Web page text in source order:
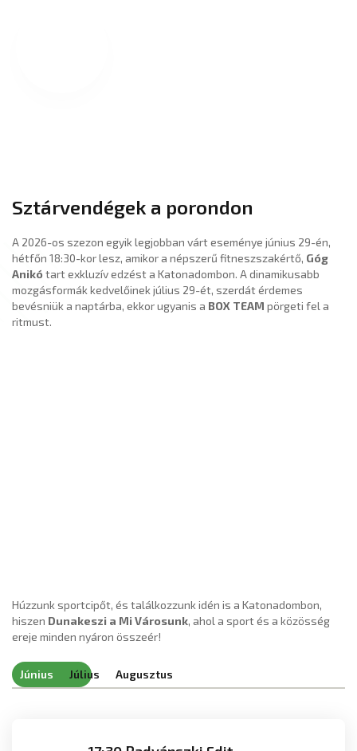
Sztárvendégek a porondon
A 2026-os szezon egyik legjobban várt eseménye június 29-én,
hétfőn 18:30-kor lesz, amikor a népszerű fitneszszakértő, Góg
Anikó tart exkluzív edzést a Katonadombon. A dinamikusabb
mozgásformák kedvelőinek július 29-ét, szerdát érdemes
bevésniük a naptárba, ekkor ugyanis a BOX TEAM pörgeti fel a
ritmust.
Húzzunk sportcipőt, és találkozzunk idén is a Katonadombon,
hiszen Dunakeszi a Mi Városunk, ahol a sport és a közösség
ereje minden nyáron összeér!
Június Július Augusztus